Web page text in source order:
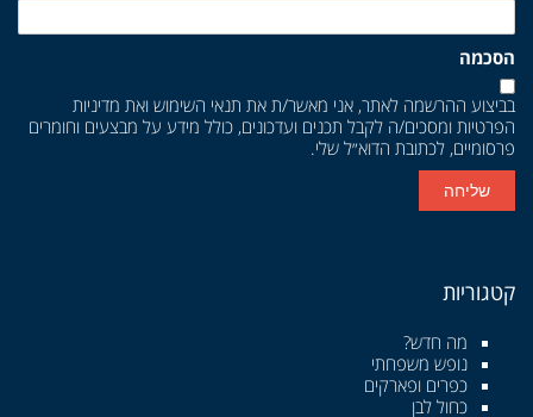
הסכמה
בביצוע ההרשמה לאתר, אני מאשר/ת את תנאי השימוש ואת מדיניות
הפרטיות ומסכים/ה לקבל תכנים ועדכונים, כולל מידע על מבצעים וחומרים
פרסומיים, לכתובת הדוא״ל שלי.
שליחה
קטגוריות
מה חדש?
נופש משפחתי
כפרים ופארקים
כחול לבן